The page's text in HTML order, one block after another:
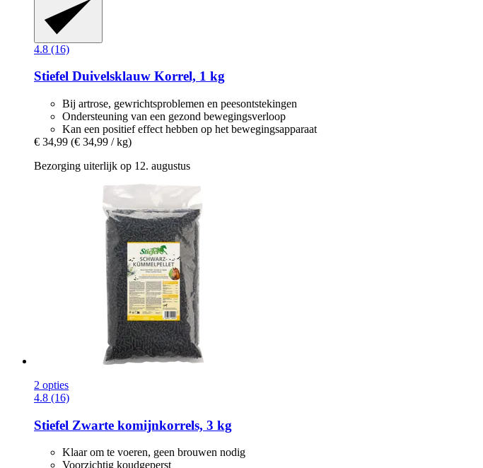
4.8 (16)
Stiefel Duivelsklauw Korrel, 1 kg
Bij artrose, gewrichtsproblemen en peesontstekingen
Ondersteuning van een gezond bewegingsverloop
Kan een positief effect hebben op het bewegingsapparaat
€ 34,99 (€ 34,99 / kg)
Bezorging uiterlijk op 12. augustus
2 opties
4.8 (16)
Stiefel Zwarte komijnkorrels, 3 kg
Klaar om te voeren, geen brouwen nodig
Voorzichtig koudgeperst